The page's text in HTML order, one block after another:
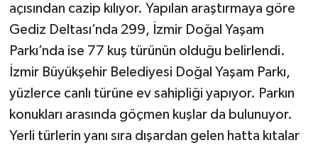
açısından cazip kılıyor. Yapılan araştırmaya göre
Gediz Deltası’nda 299, İzmir Doğal Yaşam
Parkı’nda ise 77 kuş türünün olduğu belirlendi.
İzmir Büyükşehir Belediyesi Doğal Yaşam Parkı,
yüzlerce canlı türüne ev sahipliği yapıyor. Parkın
konukları arasında göçmen kuşlar da bulunuyor.
Yerli türlerin yanı sıra dışardan gelen hatta kıtalar